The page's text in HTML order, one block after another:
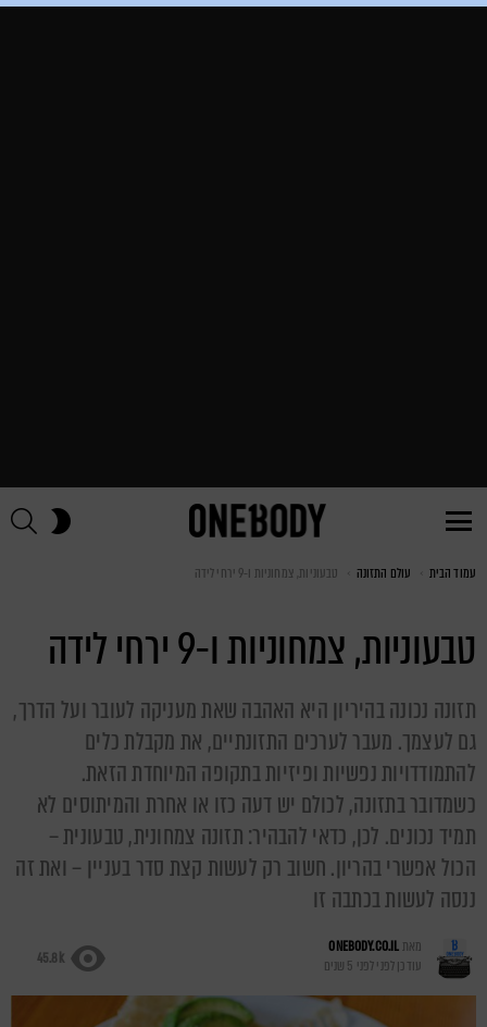
SKIN
You are here:
עמוד הבית עולם התזונה טבעוניות, צמחוניות ו-9 ירחי לידה
טבעוניות, צמחוניות ו-9 ירחי לידה
תזונה נכונה בהיריון היא האהבה שאת מעניקה לעובר ועל הדרך,
גם לעצמך. מעבר לערכים התזונתיים, את מקבלת כלים
להתמודדויות נפשיות ופיזיות בתקופה המיוחדת הזאת.
כשמדובר בתזונה, לכולם יש דעה כזו או אחרת והמיתוסים לא
תמיד נכונים. לכן, כדאי להבהיר: תזונה צמחונית, טבעונית –
הכול אפשרי בהריון. חשוב רק לעשות קצת סדר בעניין – ואת זה
ננסה לעשות בכתבה זו
מאתONEBODY.CO.IL
עודכן לפנילפני 5 שנים 45.8k